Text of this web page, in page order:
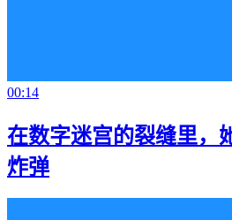
00:14
在数字迷宫的裂缝里，
炸弹